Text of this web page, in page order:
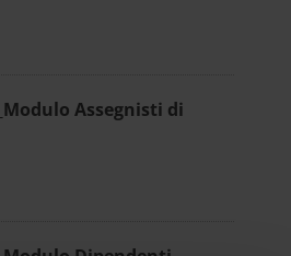
Assegnisti di